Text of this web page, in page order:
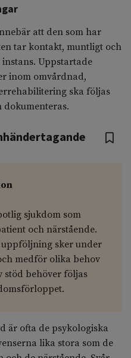
att den som har
tar kontakt, muntligt och
Uppstartade
inom omvårdnad,
ska följas
dokumenteras.
sjukdom som
och närstående.
sker under
medför olika behov
stöd behöver följas
är ofta de psykologiska
lika stora som de